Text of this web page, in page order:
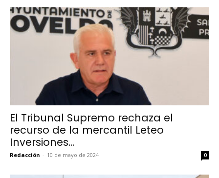
El Tribunal Supremo rechaza el
recurso de la mercantil Leteo
Inversiones...
Redacción - 10 de mayo de 2024 0